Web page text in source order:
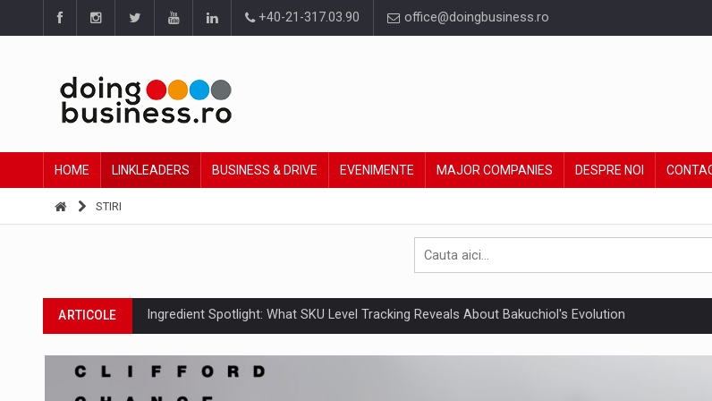
+40-21-317.03.90 office@doingbusiness.ro
HOME LINKLEADERS BUSINESS & DRIVE EVENIMENTE MAJOR COMPANIES DESPRE NOI
STIRI
ARTICOLE Ingredient Spotlight: What SKU Level Tracking Reveals About Bakuchiol's Evolution
ARTICOLE Producatorii si comerciantii care nu se supun noilor reglementari UE privind ambalajele pot
ARTICOLE Raport PwC: Industria de media si divertisment din Romania va ajunge la 5,22 miliarde euro in